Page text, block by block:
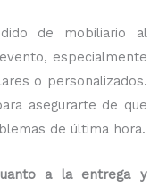
de mobiliario al
especialmente
o personalizados.
asegurarte de que
de última hora.
a la entrega y